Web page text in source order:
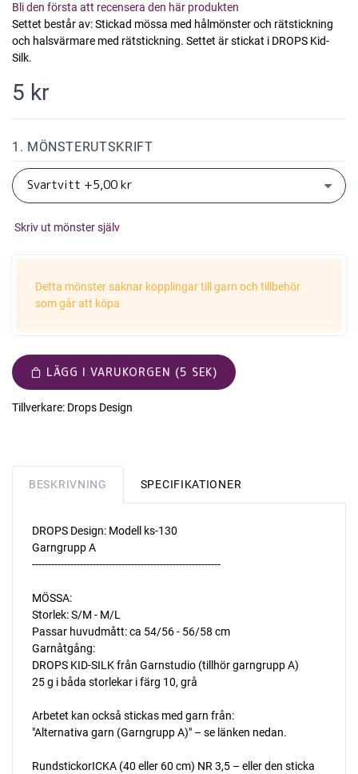
Bli den första att recensera den här produkten
Settet består av: Stickad mössa med hålmönster och rätstickning
och halsvärmare med rätstickning. Settet är stickat i DROPS Kid-
Silk.
5 kr
1. MÖNSTERUTSKRIFT
Skriv ut mönster själv
Detta mönster saknar kopplingar till garn och tillbehör
som går att köpa
LÄGG I VARUKORGEN (5 SEK)
Tillverkare: Drops Design
BESKRIVNING SPECIFIKATIONER
DROPS Design: Modell ks-130
Garngrupp A
-----------------------------------------------------------
MÖSSA:
Storlek: S/M - M/L
Passar huvudmått: ca 54/56 - 56/58 cm
Garnåtgång:
DROPS KID-SILK från Garnstudio (tillhör garngrupp A)
25 g i båda storlekar i färg 10, grå
Arbetet kan också stickas med garn från:
"Alternativa garn (Garngrupp A)" – se länken nedan.
RundstickorICKA (40 eller 60 cm) NR 3,5 – eller den sticka